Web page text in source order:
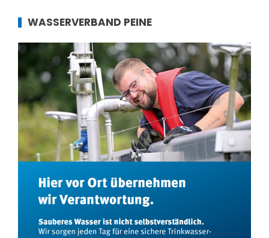
WASSERVERBAND PEINE